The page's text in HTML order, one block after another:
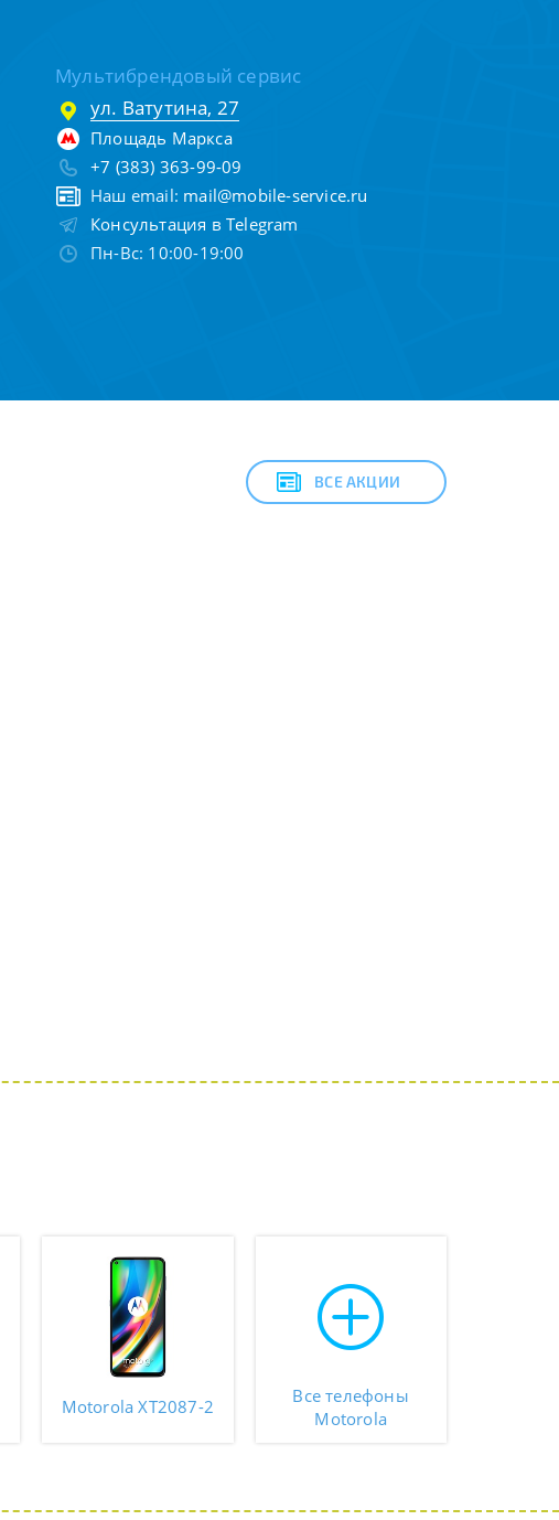
Мультибрендовый сервис
ул. Ватутина, 27
Площадь Маркса
+7 (383) 363-99-09
Наш email: mail@mobile-service.ru
Консультация в Telegram
Пн-Вс: 10:00-19:00
ВСЕ АКЦИИ
Motorola XT2087-2
Все телефоны
Motorola